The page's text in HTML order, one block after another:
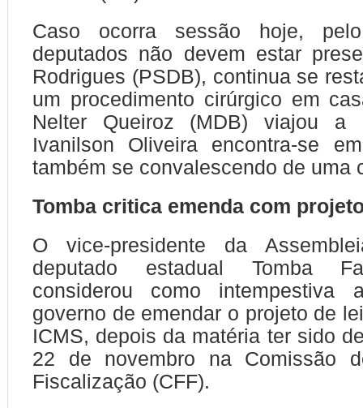
Caso ocorra sessão hoje,
deputados não devem estar
Rodrigues (PSDB), continua se
um procedimento cirúrgico em
Nelter Queiroz (MDB) viajou
Ivanilson Oliveira encontra-se
também se convalescendo de uma
Tomba critica emenda com
O vice-presidente da
deputado estadual Tomba
considerou como intempestiva
governo de emendar o projeto de
ICMS, depois da matéria ter sido
22 de novembro na Comissão
Fiscalização (CFF).